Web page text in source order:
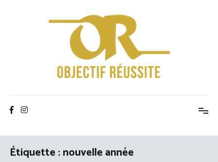
Objectif Réussite
Étiquette :nouvelle année